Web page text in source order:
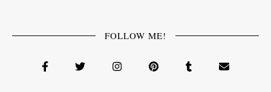
FOLLOW ME!